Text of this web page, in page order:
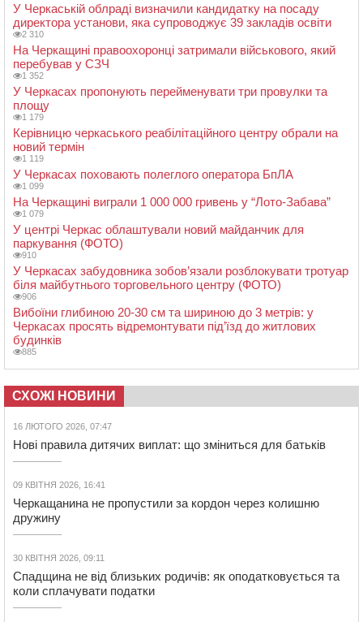
У Черкаській облраді визначили кандидатку на посаду
директора установи, яка супроводжує 39 закладів освіти
2 310
На Черкащині правоохоронці затримали військового, який
перебував у СЗЧ
1 352
У Черкасах пропонують перейменувати три провулки та
площу
1 179
Керівницю черкаського реабілітаційного центру обрали на
новий термін
1 119
У Черкасах поховають полеглого оператора БпЛА
1 099
На Черкащині виграли 1 000 000 гривень у “Лото-Забава”
1 079
У центрі Черкас облаштували новий майданчик для
паркування (ФОТО)
910
У Черкасах забудовника зобов’язали розблокувати тротуар
біля майбутнього торговельного центру (ФОТО)
906
Вибоїни глибиною 20-30 см та шириною до 3 метрів: у
Черкасах просять відремонтувати під’їзд до житлових
будинків
885
СХОЖІ НОВИНИ
16 ЛЮТОГО 2026, 07:47
Нові правила дитячих виплат: що зміниться для батьків
09 КВІТНЯ 2026, 16:41
Черкащанина не пропустили за кордон через колишню
дружину
30 КВІТНЯ 2026, 09:11
Спадщина не від близьких родичів: як оподатковується та
коли сплачувати податки